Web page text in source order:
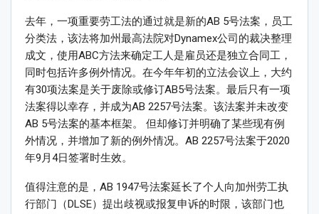
去年，一项重要劳工法的通过就是新的AB 5号法案，员工
分类法，该法将加州最高法院对Dynamex公司的裁决整理
成文，使用ABC方法来确定工人是雇员还是独立合同工，
同时包括许多例外情况。在今年年初的立法会议上，大约
有30项法案是关于废除或修订AB5号法案。最后只有一项
法案得以幸存，并成为AB 2257号法案。该法案并未改变
AB 5号法案的基本框架。 但却修订并明确了某些现有例
外情况，并增加了新的例外情况。AB 2257号法案于2020
年9月4日签署时生效。
值得注意的是，AB 1947号法案延长了个人向加州劳工执
行部门（DLSE）提出歧视或报复申诉的时限，该部门也